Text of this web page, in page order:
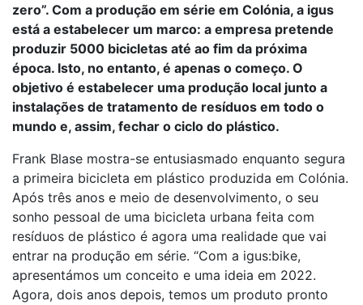
zero”. Com a produção em série em Colónia, a igus
está a estabelecer um marco: a empresa pretende
produzir 5000 bicicletas até ao fim da próxima
época. Isto, no entanto, é apenas o começo. O
objetivo é estabelecer uma produção local junto a
instalações de tratamento de resíduos em todo o
mundo e, assim, fechar o ciclo do plástico.
Frank Blase mostra-se entusiasmado enquanto segura
a primeira bicicleta em plástico produzida em Colónia.
Após três anos e meio de desenvolvimento, o seu
sonho pessoal de uma bicicleta urbana feita com
resíduos de plástico é agora uma realidade que vai
entrar na produção em série. “Com a igus:bike,
apresentámos um conceito e uma ideia em 2022.
Agora, dois anos depois, temos um produto pronto